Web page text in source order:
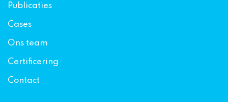
Publicaties
Cases
Ons team
Certificering
Contact